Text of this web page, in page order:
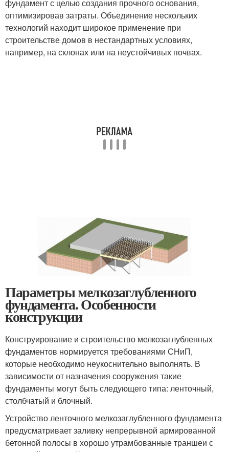
фундамент с целью создания прочного основания,
оптимизировав затраты. Объединение нескольких
технологий находит широкое применение при
строительстве домов в нестандартных условиях,
например, на склонах или на неустойчивых почвах.
Параметры мелкозаглубленного
фундамента. Особенности
конструкции
Конструирование и строительство мелкозаглубленных
фундаментов нормируется требованиями СНиП,
которые необходимо неукоснительно выполнять. В
зависимости от назначения сооружения такие
фундаменты могут быть следующего типа: ленточный,
столбчатый и блочный.
Устройство ленточного мелкозаглубленного фундамента
предусматривает заливку непрерывной армированной
бетонной полосы в хорошо утрамбованные траншеи с